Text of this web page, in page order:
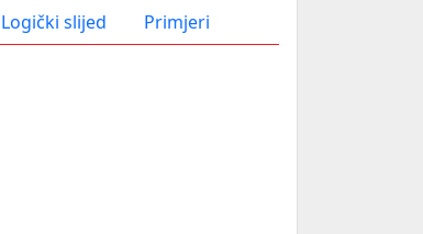
Logički slijed Primjeri